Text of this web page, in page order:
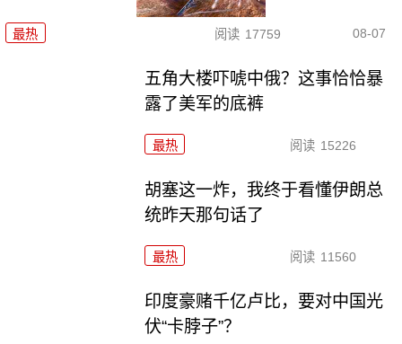
最热 阅读 17759 08-07
五角大楼吓唬中俄？这事恰恰暴
露了美军的底裤
最热 阅读 15226
胡塞这一炸，我终于看懂伊朗总
统昨天那句话了
最热 阅读 11560
印度豪赌千亿卢比，要对中国光
伏“卡脖子”？